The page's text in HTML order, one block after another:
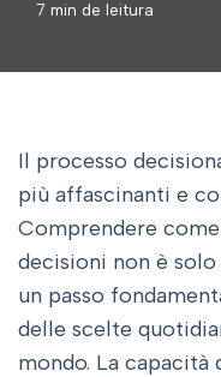
7 min de leitura
Il processo
più affascinanti e
Comprendere
decisioni non è
un passo
delle scelte
mondo. La capacità